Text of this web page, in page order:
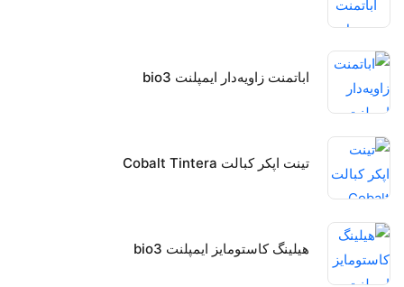
اباتمنت زاویه‌دار ایمپلنت bio3
تینت اپکر کبالت Cobalt Tintera
هیلینگ کاستومایز ایمپلنت bio3